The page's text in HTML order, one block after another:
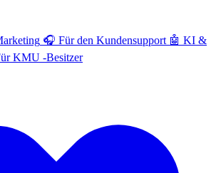
🎧 Für den Kundensupport 🤖 KI &
KMU -Besitzer